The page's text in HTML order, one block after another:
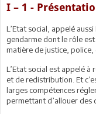
I – 1 -
L’Etat social, appelé
gendarme dont le rôle est
matière de justice, police,
L’Etat social est appelé
et de redistribution. Et
larges compétences
permettant d’allouer des